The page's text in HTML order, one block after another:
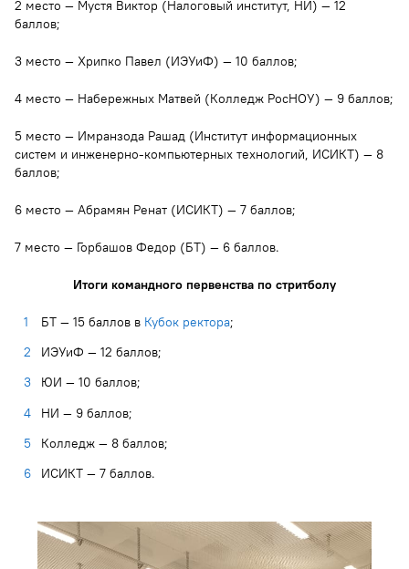
2 место — Мустя Виктор (Налоговый институт, НИ) — 12
баллов;
3 место — Хрипко Павел (ИЭУиФ) — 10 баллов;
4 место — Набережных Матвей (Колледж РосНОУ) — 9 баллов;
5 место — Имранзода Рашад (Институт информационных
систем и инженерно-компьютерных технологий, ИСИКТ) — 8
баллов;
6 место — Абрамян Ренат (ИСИКТ) — 7 баллов;
7 место — Горбашов Федор (БТ) — 6 баллов.
Итоги командного первенства по стритболу
БТ — 15 баллов в Кубок ректора;
ИЭУиФ — 12 баллов;
ЮИ — 10 баллов;
НИ — 9 баллов;
Колледж — 8 баллов;
ИСИКТ — 7 баллов.